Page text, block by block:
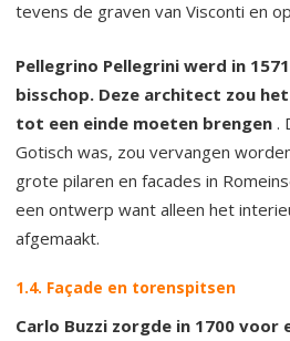
tevens de graven van Visconti en
Pellegrino Pellegrini werd in
bisschop. Deze architect zou
tot een einde moeten brengen .
Gotisch was, zou vervangen
grote pilaren en facades in
een ontwerp want alleen het
afgemaakt.
1.4. Façade en torenspitsen
Carlo Buzzi zorgde in 1700 voor